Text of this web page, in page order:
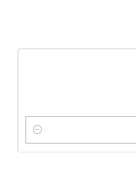
Cantidad